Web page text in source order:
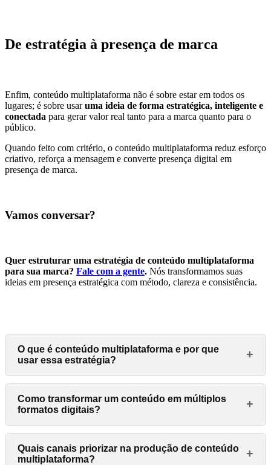
De estratégia à presença de marca
Enfim, conteúdo multiplataforma não é sobre estar em todos os
lugares; é sobre usaruma ideia de forma estratégica, inteligente e
conectada para gerar valor real tanto para a marca quanto para o
público.
Quando feito com critério, o conteúdo multiplataforma reduz esforço
criativo, reforça a mensagem e converte presença digital em
presença de marca.
Vamos conversar?
Quer estruturar uma estratégia de conteúdo multiplataforma
para sua marca? Fale com a gente. Nós transformamos suas
ideias em presença estratégica com método, clareza e consistência.
O que é conteúdo multiplataforma e por que
usar essa estratégia?
+
Como transformar um conteúdo em múltiplos
formatos digitais?
+
Quais canais priorizar na produção de conteúdo
multiplataforma?
+